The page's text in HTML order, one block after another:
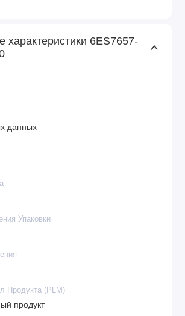
характеристики 6ES7657-
данных
Упаковки
Продукта (PLM)
продукт